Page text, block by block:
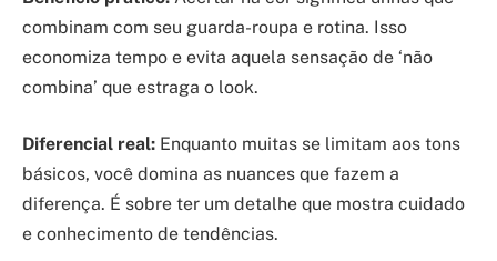
combinam com seu guarda-roupa e rotina. Isso
economiza tempo e evita aquela sensação de ‘não
combina’ que estraga o look.
Diferencial real: Enquanto muitas se limitam aos tons
básicos, você domina as nuances que fazem a
diferença. É sobre ter um detalhe que mostra cuidado
e conhecimento de tendências.